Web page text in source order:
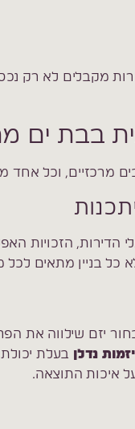
מקבלים לא רק
בבת ים
מרכזיים, וכל
הזכויות
כל בניין מתאים לכל
יזם שילווה את
נדלן בעלת יכולת
איכות התוצאה.